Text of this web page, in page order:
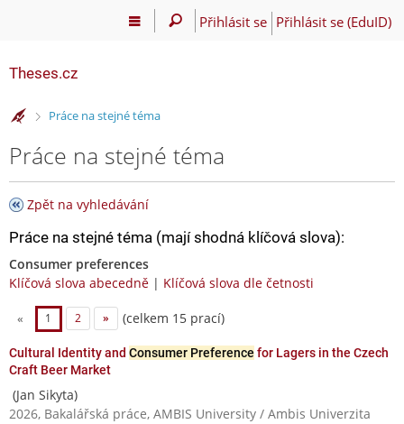
Přihlásit se Přihlásit se (EduID)
Theses.cz
>Práce na stejné téma
Práce na stejné téma
Zpět na vyhledávání
Práce na stejné téma (mají shodná klíčová slova):
Consumer preferences
Klíčová slova abecedně | Klíčová slova dle četnosti
« 1 2 » (celkem 15 prací)
Cultural Identity and Consumer Preference for Lagers in the Czech
Craft Beer Market
(Jan Sikyta)
2026, Bakalářská práce, AMBIS University / Ambis Univerzita